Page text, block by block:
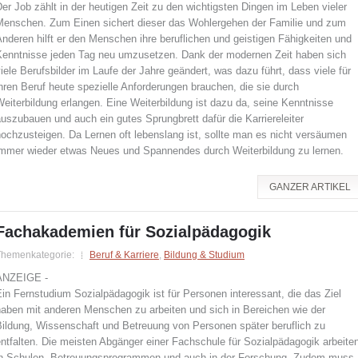
Job zählt in der heutigen Zeit zu den wichtigsten Dingen im Leben vieler
Zum Einen sichert dieser das Wohlergehen der Familie und zum
hilft er den Menschen ihre beruflichen und geistigen Fähigkeiten und
jeden Tag neu umzusetzen. Dank der modernen Zeit haben sich
Berufsbilder im Laufe der Jahre geändert, was dazu führt, dass viele für
Beruf heute spezielle Anforderungen brauchen, die sie durch
erlangen. Eine Weiterbildung ist dazu da, seine Kenntnisse
und auch ein gutes Sprungbrett dafür die Karriereleiter
Da Lernen oft lebenslang ist, sollte man es nicht versäumen
wieder etwas Neues und Spannendes durch Weiterbildung zu lernen.
GANZER ARTIKEL
für Sozialpädagogik
Beruf & Karriere, Bildung & Studium
-
Fernstudium Sozialpädagogik ist für Personen interessant, die das Ziel
mit anderen Menschen zu arbeiten und sich in Bereichen wie der
Wissenschaft und Betreuung von Personen später beruflich zu
Die meisten Abgänger einer Fachschule für Sozialpädagogik